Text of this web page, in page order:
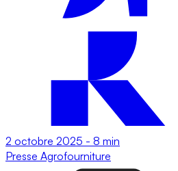
2 octobre 2025 - 8 min
Presse Agrofourniture